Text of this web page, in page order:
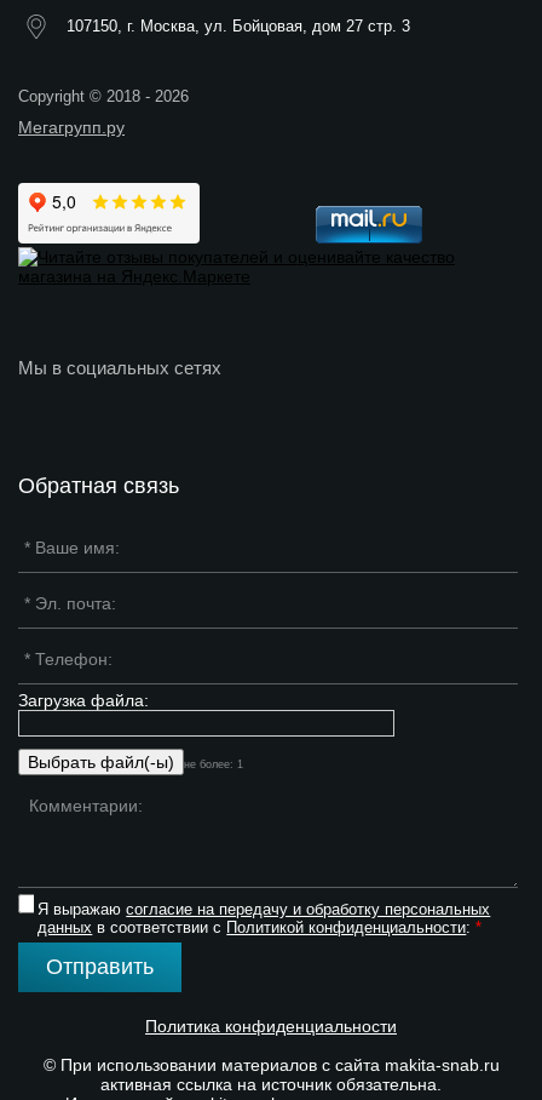
107150, г. Москва, ул. Бойцовая, дом 27 стр. 3
Copyright © 2018 - 2026
Мегагрупп.ру
Мы в социальных сетях
Обратная связь
Загрузка файла:
не более: 1
Я выражаюсогласие на передачу и обработку персональных
данных в соответствии с Политикой конфиденциальности:*
Отправить
Политика конфиденциальности
© При использовании материалов с сайта makita-snab.ru
активная ссылка на источник обязательна.